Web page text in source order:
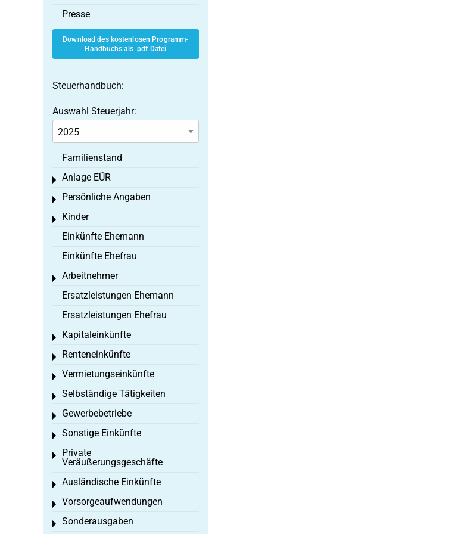
Presse
Download des kostenlosen Programm-
Handbuchs als .pdf Datei
Steuerhandbuch:
Auswahl Steuerjahr:
Familienstand
Anlage EÜR
Toggle menu
Persönliche Angaben
Toggle menu
Kinder
Toggle menu
Einkünfte Ehemann
Einkünfte Ehefrau
Arbeitnehmer
Toggle menu
Ersatzleistungen Ehemann
Ersatzleistungen Ehefrau
Kapitaleinkünfte
Toggle menu
Renteneinkünfte
Toggle menu
Vermietungseinkünfte
Toggle menu
Selbständige Tätigkeiten
Toggle menu
Gewerbebetriebe
Toggle menu
Sonstige Einkünfte
Toggle menu
Private
Veräußerungsgeschäfte
Toggle menu
Ausländische Einkünfte
Toggle menu
Vorsorgeaufwendungen
Toggle menu
Sonderausgaben
Toggle menu